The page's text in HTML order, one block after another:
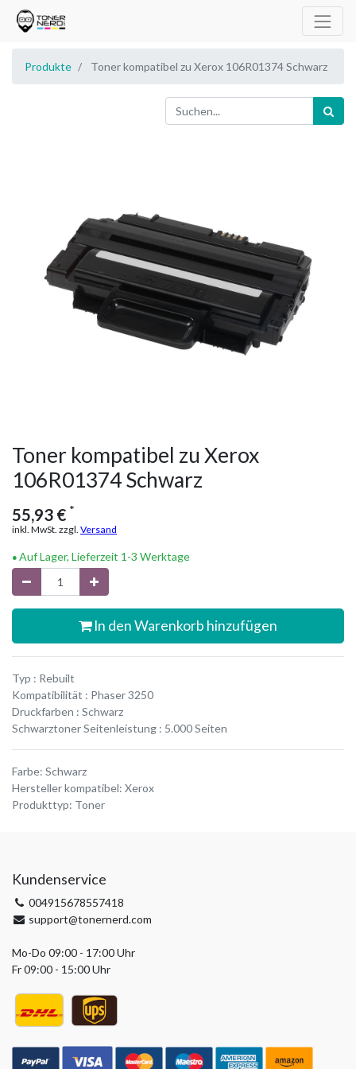
Produkte Toner kompatibel zu Xerox 106R01374 Schwarz
Toner kompatibel zu Xerox
106R01374 Schwarz
55,93 € *
inkl. MwSt. zzgl. Versand
Auf Lager, Lieferzeit 1-3 Werktage
In den Warenkorb hinzufügen
Typ : Rebuilt
Kompatibilität : Phaser 3250
Druckfarben : Schwarz
Schwarztoner Seitenleistung : 5.000 Seiten
Farbe: Schwarz
Hersteller kompatibel: Xerox
Produkttyp: Toner
Kundenservice
004915678557418
support@tonernerd.com
Mo-Do 09:00 - 17:00 Uhr
Fr 09:00 - 15:00 Uhr